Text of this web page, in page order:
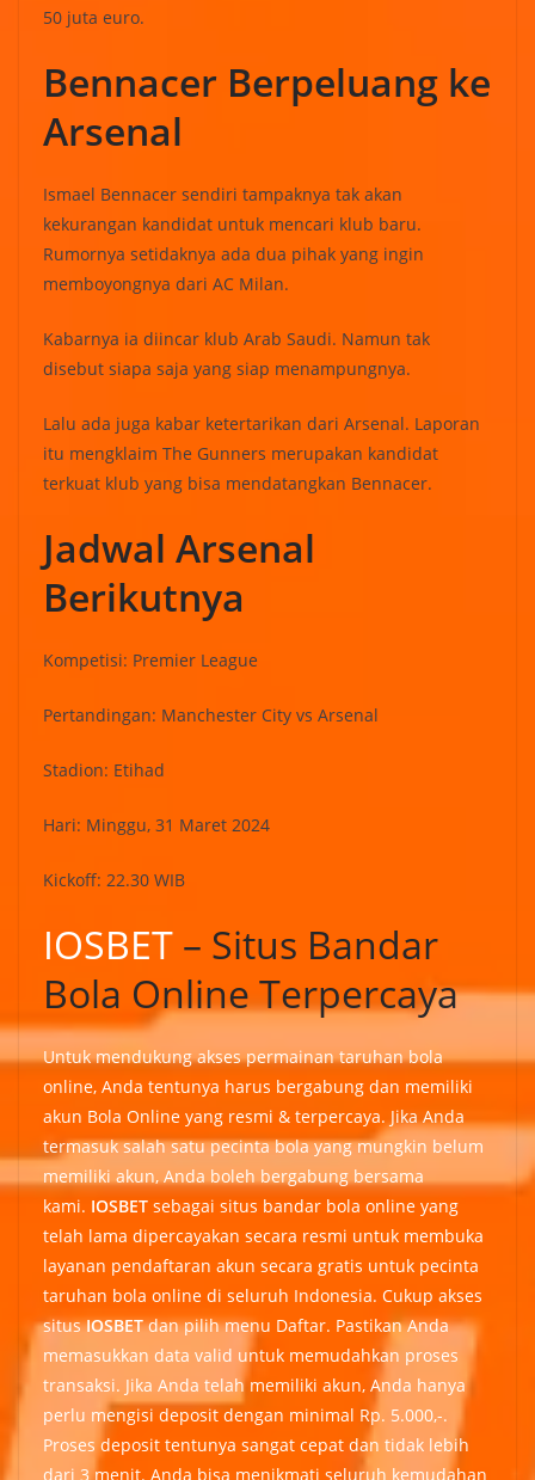
50 juta euro.
Bennacer Berpeluang ke
Arsenal
Ismael Bennacer sendiri tampaknya tak akan
kekurangan kandidat untuk mencari klub baru.
Rumornya setidaknya ada dua pihak yang ingin
memboyongnya dari AC Milan.
Kabarnya ia diincar klub Arab Saudi. Namun tak
disebut siapa saja yang siap menampungnya.
Lalu ada juga kabar ketertarikan dari Arsenal. Laporan
itu mengklaim The Gunners merupakan kandidat
terkuat klub yang bisa mendatangkan Bennacer.
Jadwal Arsenal
Berikutnya
Kompetisi: Premier League
Pertandingan: Manchester City vs Arsenal
Stadion: Etihad
Hari: Minggu, 31 Maret 2024
Kickoff: 22.30 WIB
IOSBET – Situs Bandar
Bola Online Terpercaya
Untuk mendukung akses permainan taruhan bola
online, Anda tentunya harus bergabung dan memiliki
akun Bola Online yang resmi & terpercaya. Jika Anda
termasuk salah satu pecinta bola yang mungkin belum
memiliki akun, Anda boleh bergabung bersama
kami. IOSBET sebagai situs bandar bola online yang
telah lama dipercayakan secara resmi untuk membuka
layanan pendaftaran akun secara gratis untuk pecinta
taruhan bola online di seluruh Indonesia. Cukup akses
situsIOSBETdan pilih menu Daftar. Pastikan Anda
memasukkan data valid untuk memudahkan proses
transaksi. Jika Anda telah memiliki akun, Anda hanya
perlu mengisi deposit dengan minimal Rp. 5.000,-.
Proses deposit tentunya sangat cepat dan tidak lebih
dari 3 menit. Anda bisa menikmati seluruh kemudahan